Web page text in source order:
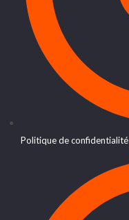
Politique de confidentialité